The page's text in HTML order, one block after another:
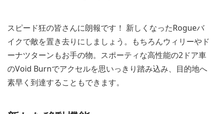
スピード狂の皆さんに朗報です！ 新しくなったRogueバ
イクで敵を置き去りにしましょう。もちろんウィリーやド
ーナツターンもお手の物。スポーティな高性能の2ドア車
のVoid Burnでアクセルを思いっきり踏み込み、目的地へ
素早く到達することもできます。